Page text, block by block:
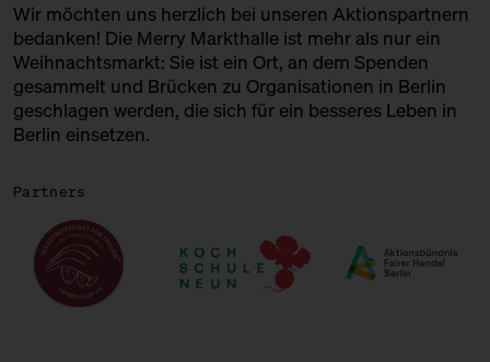
Wir möchten uns herzlich bei unseren Aktionspartnern
bedanken! Die Merry Markthalle ist mehr als nur ein
Weihnachtsmarkt: Sie ist ein Ort, an dem Spenden
gesammelt und Brücken zu Organisationen in Berlin
geschlagen werden, die sich für ein besseres Leben in
Berlin einsetzen.
Partners